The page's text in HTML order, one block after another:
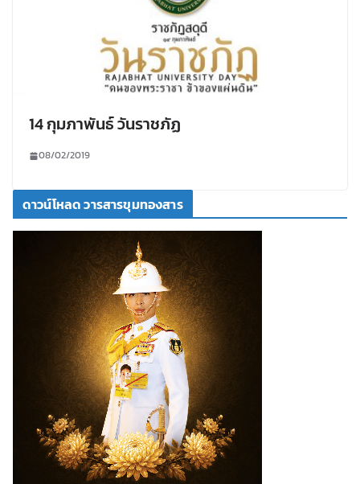
14 กุมภาพันธ์ วันราชภัฏ
08/02/2019
ดาวน์โหลด วารสารขุมทองสาร